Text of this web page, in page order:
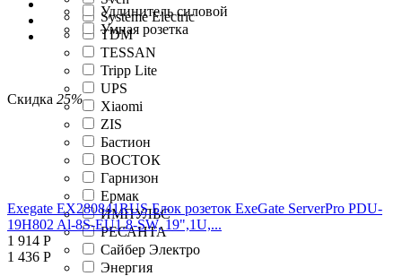
Systeme Electric
TDM
TESSAN
Tripp Lite
UPS
Xiaomi
ZIS
Бастион
ВОСТОК
Гарнизон
Ермак
ИМПУЛЬС
РЕСАНТА
Сайбер Электро
Энергия
Удлинитель силовой
Умная розетка
Скидка 25%
Exegate EX280841RUS Блок розеток ExeGate ServerPro PDU-
19H802 Al-8S-EU1.8-SW, 19",1U,...
1 914 Р
1 436 Р